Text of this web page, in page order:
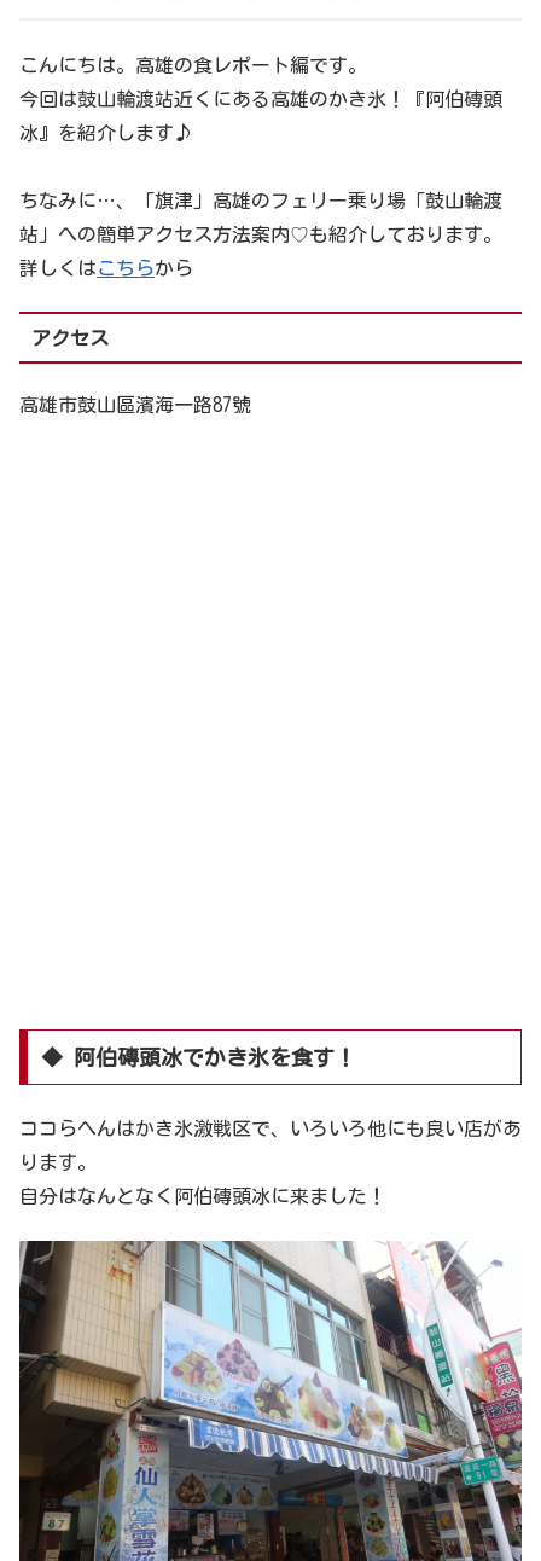
こんにちは。高雄の食レポート編です。
今回は鼓山輪渡站近くにある高雄のかき氷！『阿伯磚頭
冰』を紹介します♪
ちなみに…、「旗津」高雄のフェリー乗り場「鼓山輪渡
站」への簡単アクセス方法案内♡も紹介しております。
詳しくはこちらから
アクセス
高雄市鼓山區濱海一路87號
◆ 阿伯磚頭冰でかき氷を食す！
ココらへんはかき氷激戦区で、いろいろ他にも良い店があ
ります。
自分はなんとなく阿伯磚頭冰に来ました！